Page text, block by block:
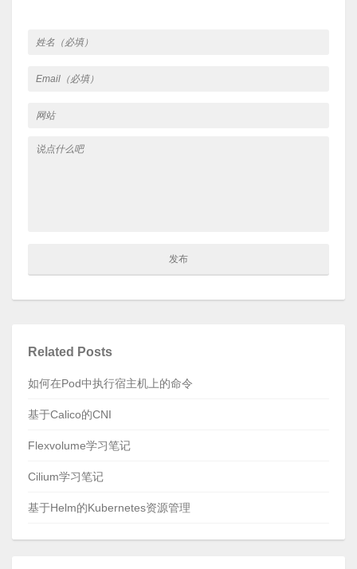
Related Posts
如何在Pod中执行宿主机上的命令
基于Calico的CNI
Flexvolume学习笔记
Cilium学习笔记
基于Helm的Kubernetes资源管理